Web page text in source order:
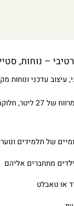
– נוחות,
עדכני ונוחות
מעולמות הספורט שילדים אוהבים.
של תלמידים ונוער
מתחברים אליהם
או טאבלט